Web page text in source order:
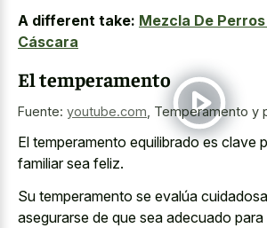
A different take: Mezcla De
Cáscara
El temperamento
Fuente: youtube.com Temperamento y
El temperamento equilibrado es clave
familiar sea feliz.
Su temperamento se evalúa
asegurarse de que sea adecuado para